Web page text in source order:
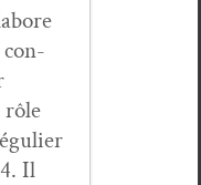
con­
rôle
Il